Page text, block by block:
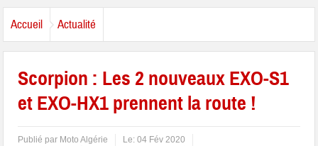
Accueil Actualité
Scorpion : Les 2 nouveaux EXO-S1
et EXO-HX1 prennent la route !
Publié par Moto Algérie Le:04 Fév 2020